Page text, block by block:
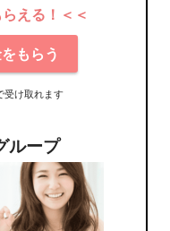
える！＜＜
もらう
受け取れます
ループ